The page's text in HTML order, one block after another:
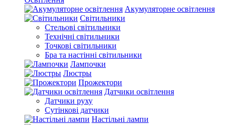
Акумуляторне освітлення
Світильники
Стельові світильники
Технічні світильники
Точкові світильники
Бра та настінні світильники
Лампочки
Люстры
Прожектори
Датчики освітлення
Датчики руху
Сутінкові датчики
Настільні лампи